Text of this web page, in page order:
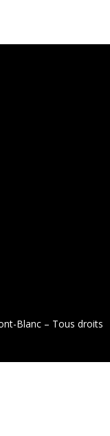
Blanc – Tous droits